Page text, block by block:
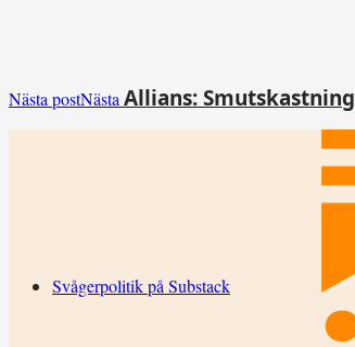
Nästa postNästaAllians: Smutskastning
Svågerpolitik på Substack